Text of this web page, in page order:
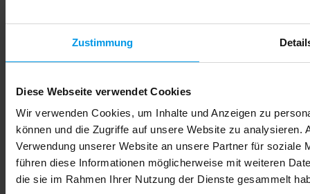
Zustimmung
Diese Webseite verwendet Cookies
Wir verwenden Cookies, um Inhalte und Anzeigen zu
können und die Zugriffe auf unsere Website zu analysieren.
Verwendung unserer Website an unsere Partner für soziale
führen diese Informationen möglicherweise mit weiteren
die sie im Rahmen Ihrer Nutzung der Dienste gesammelt